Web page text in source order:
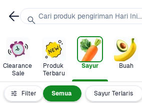
Clearance
Sale
Produk
Terbaru
Sayur Buah
Filter Semua Sayur Terlaris
Cari produk pengiriman Hari Ini...